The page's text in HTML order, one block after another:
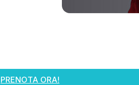
PRENOTA ORA!